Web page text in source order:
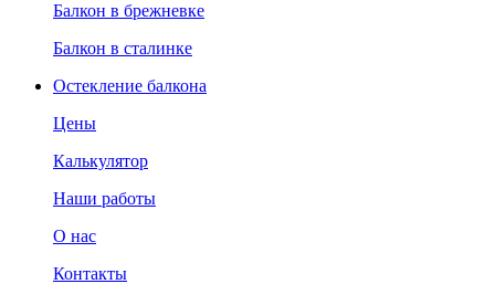
Балкон в брежневке
Балкон в сталинке
Остекление балкона
Цены
Калькулятор
Наши работы
О нас
Контакты